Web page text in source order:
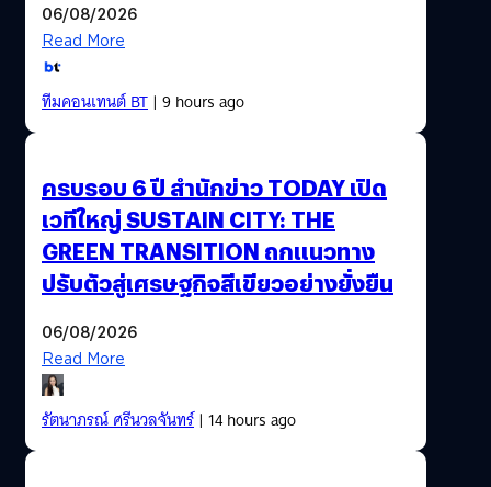
06/08/2026
Read More
ทีมคอนเทนต์ BT| 9 hours ago
ครบรอบ 6 ปี สำนักข่าว TODAY เปิด
เวทีใหญ่ SUSTAIN CITY: THE
GREEN TRANSITION ถกแนวทาง
ปรับตัวสู่เศรษฐกิจสีเขียวอย่างยั่งยืน
06/08/2026
Read More
รัตนาภรณ์ ศรีนวลจันทร์| 14 hours ago